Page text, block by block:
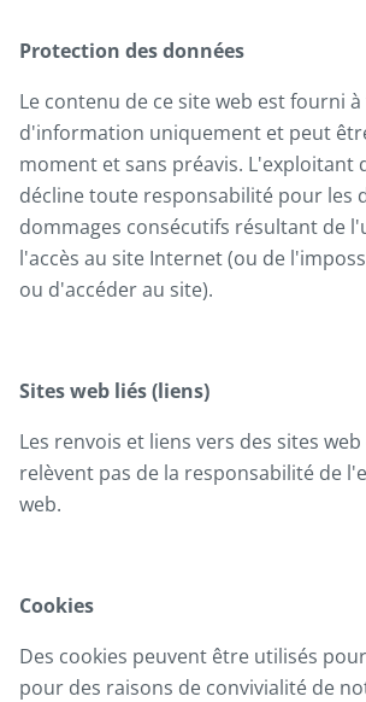
Protection des données
Le contenu de ce site web est fourni
d'information uniquement et peut
moment et sans préavis. L'exploitant
décline toute responsabilité pour les
dommages consécutifs résultant de
l'accès au site Internet (ou de
ou d'accéder au site).
Sites web liés (liens)
Les renvois et liens vers des sites
relèvent pas de la responsabilité de
web.
Cookies
Des cookies peuvent être utilisés
pour des raisons de convivialité de